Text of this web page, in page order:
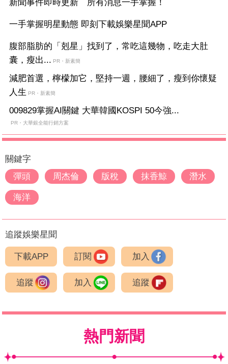
新聞事件即時更新 所有消息一手掌握！
一手掌握明星動態 即刻下載娛樂星聞APP
腹部脂肪的「剋星」找到了，常吃這幾物，吃走大肚
囊，瘦出... PR・新素簡
減肥首選，檸檬加它，堅持一週，腰細了，瘦到你懷疑
人生 PR・新素簡
009829掌握AI關鍵 大華韓國KOSPI 50今強...
PR・大華銀全能行銷方案
關鍵字
彈頭
周杰倫 版稅 抹香鯨 潛水
海洋
追蹤娛樂星聞
下載APP 訂閱 加入
追蹤 加入 追蹤
熱門新聞